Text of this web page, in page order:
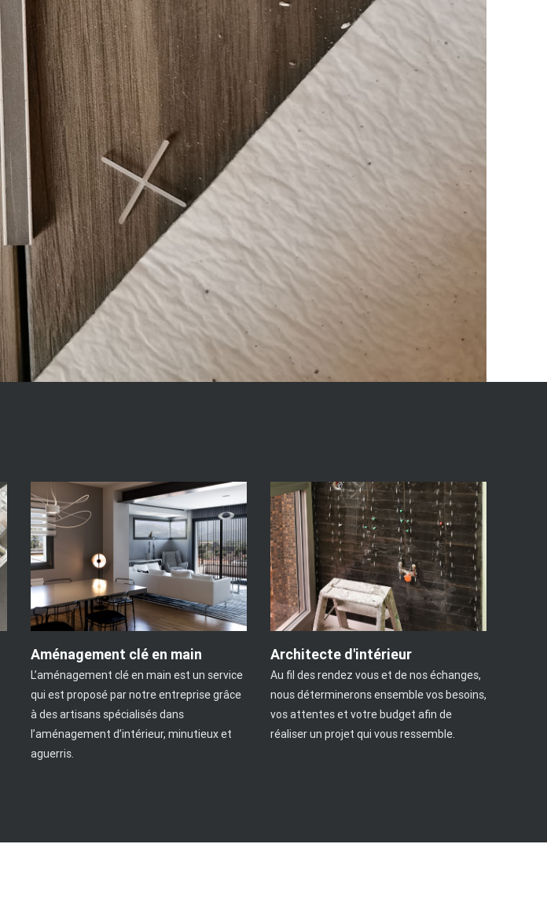
Aménagement clé en main
L’aménagement clé en main est un service
qui est proposé par notre entreprise grâce
à des artisans spécialisés dans
l’aménagement d’intérieur, minutieux et
aguerris.
Architecte d'intérieur
Au fil des rendez vous et de nos échanges,
nous déterminerons ensemble vos besoins,
vos attentes et votre budget afin de
réaliser un projet qui vous ressemble.